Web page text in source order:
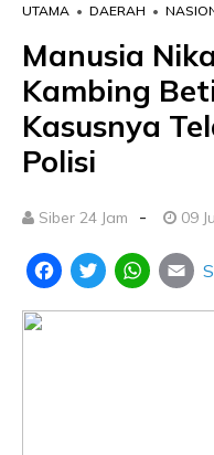
UTAMA • DAERAH •
Manusia
Kambing
Kasusnya
Polisi
Siber 24 Jam - 09
FacebookTwitter